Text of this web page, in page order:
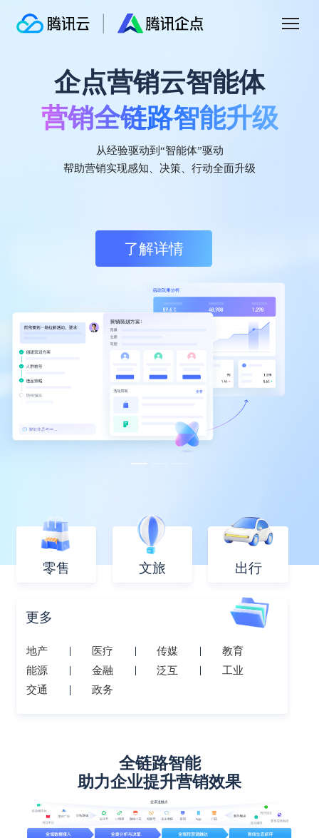
企点营销云智能体
营销全链路智能升级
从经验驱动到“智能体”驱动
帮助营销实现感知、决策、行动全面升级
了解详情
腾讯企点营销云
IDC认证中国客户数据平台市场份额第一
持续领跑中国CDP市场
腾讯企点营销云
智能驱动私域增长
基于腾讯社交生态连接公私域的，一体化、场
景化、智能化营销云，助力企业通过数智驱动
零售 文旅 出行
更多
地产 医疗 传媒
教育
能源
金融 泛互
工业
交通
政务
全链路智能
助力企业提升营销效果